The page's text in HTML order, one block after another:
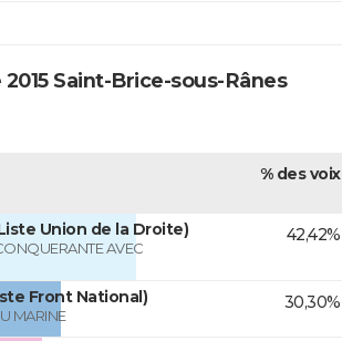
Saint-Brice-sous-Rânes
% des voix
Union de la Droite)
AVEC
42,42%
Front National)
MARINE
30,30%